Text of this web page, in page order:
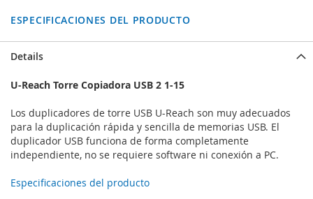
ESPECIFICACIONES DEL PRODUCTO
Details
U-Reach Torre Copiadora USB 2 1-15
Los duplicadores de torre USB U-Reach son muy adecuados
para la duplicación rápida y sencilla de memorias USB. El
duplicador USB funciona de forma completamente
independiente, no se requiere software ni conexión a PC.
Especificaciones del producto